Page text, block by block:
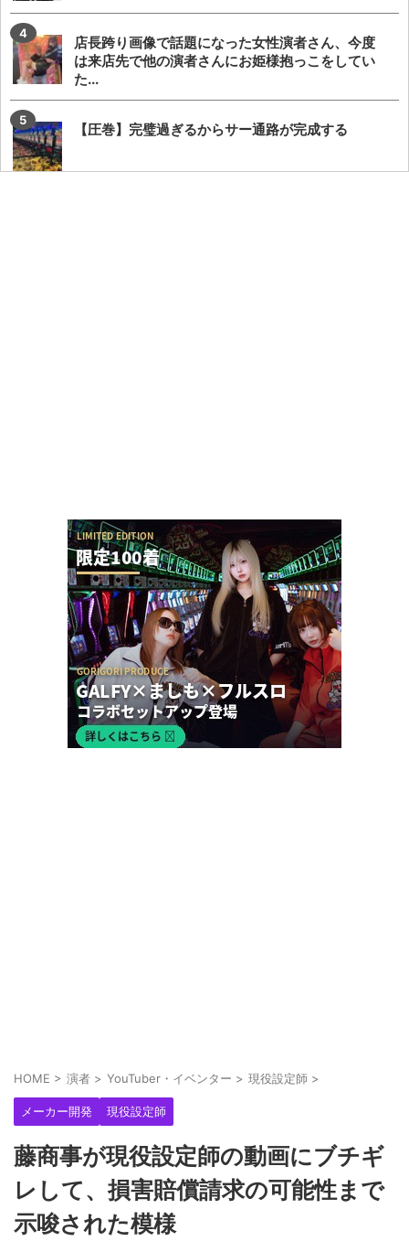
店長跨り画像で話題になった女性演者さん、今度
は来店先で他の演者さんにお姫様抱っこをしてい
た...
【圧巻】完璧過ぎるからサー通路が完成する
SAO夜空の回転体狙い打ち攻略法は出来るの？プ
ラススタートに本当に入らないんだが
HOME > 演者 > YouTuber・イベンター > 現役設定師 >
メーカー開発 現役設定師
藤商事が現役設定師の動画にブチギ
レして、損害賠償請求の可能性まで
示唆された模様